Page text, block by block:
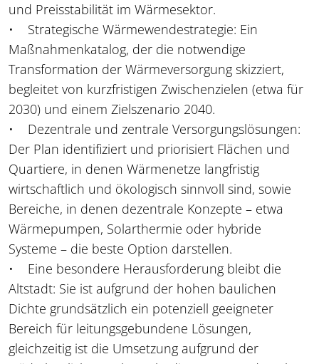
und Preisstabilität im Wärmesektor.
• Strategische Wärmewendestrategie: Ein
Maßnahmenkatalog, der die notwendige
Transformation der Wärmeversorgung skizziert,
begleitet von kurzfristigen Zwischenzielen (etwa für
2030) und einem Zielszenario 2040.
• Dezentrale und zentrale Versorgungslösungen:
Der Plan identifiziert und priorisiert Flächen und
Quartiere, in denen Wärmenetze langfristig
wirtschaftlich und ökologisch sinnvoll sind, sowie
Bereiche, in denen dezentrale Konzepte – etwa
Wärmepumpen, Solarthermie oder hybride
Systeme – die beste Option darstellen.
• Eine besondere Herausforderung bleibt die
Altstadt: Sie ist aufgrund der hohen baulichen
Dichte grundsätzlich ein potenziell geeigneter
Bereich für leitungsgebundene Lösungen,
gleichzeitig ist die Umsetzung aufgrund der